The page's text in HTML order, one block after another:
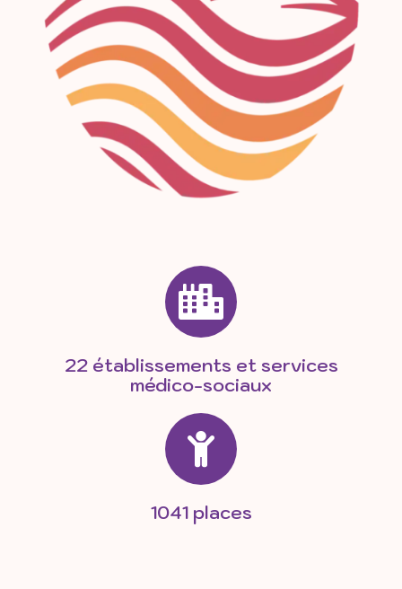
22 établissements et services
médico-sociaux
1041 places